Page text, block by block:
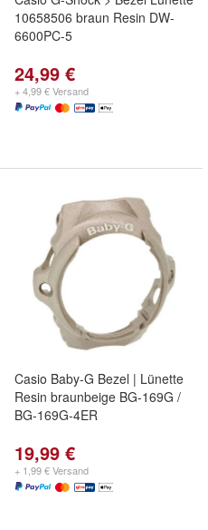
10658506 braun Resin DW-
6600PC-5
24,99 €
+ 4,99 € Versand
Casio Baby-G Bezel | Lünette
Resin braunbeige BG-169G /
BG-169G-4ER
19,99 €
+ 1,99 € Versand